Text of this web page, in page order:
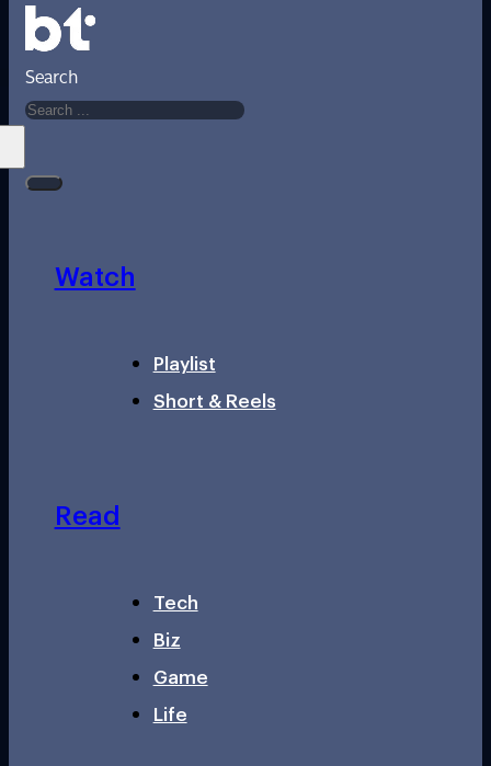
Search
Watch
Playlist
Short & Reels
Read
Tech
Biz
Game
Life